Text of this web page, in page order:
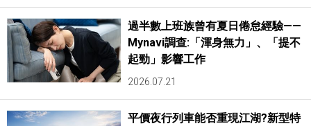
過半數上班族曾有夏日倦怠經驗——
Mynavi調查:「渾身無力」、「提不
起勁」影響工作
2026.07.21
平價夜行列車能否重現江湖?新型特